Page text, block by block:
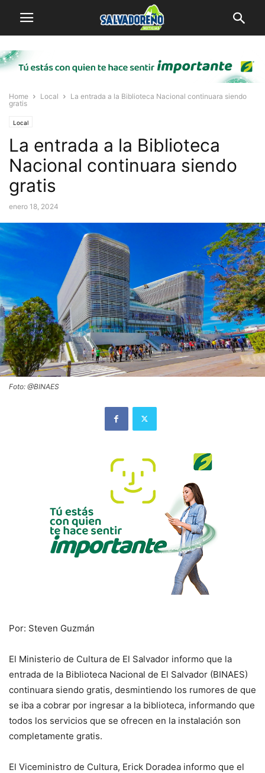
Home Local
La entrada a la Biblioteca Nacional continuara siendo
gratis
Local
La entrada a la Biblioteca
Nacional continuara siendo
gratis
enero 18, 2024
Foto: @BINAES
Por: Steven Guzmán
El Ministerio de Cultura de El Salvador informo que la
entrada de la Biblioteca Nacional de El Salvador (BINAES)
continuara siendo gratis, desmintiendo los rumores de que
se iba a cobrar por ingresar a la biblioteca, informando que
todos los servicios que se ofrecen en la instalación son
completamente gratis.
El Viceministro de Cultura, Erick Doradea informo que el